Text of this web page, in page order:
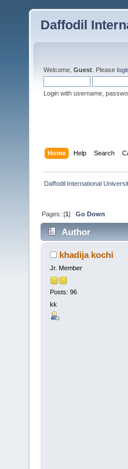
Daffodil
Welcome, Guest . Please
Login with username,
Home Help Search
Daffodil International
Pages: [1]Go Down
Author
khadija kochi
Jr. Member
Posts: 96
kk